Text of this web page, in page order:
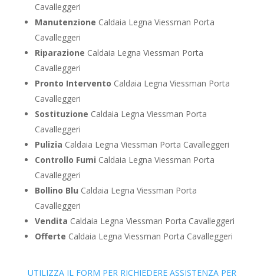
Cavalleggeri
Manutenzione Caldaia Legna Viessman Porta
Cavalleggeri
Riparazione Caldaia Legna Viessman Porta
Cavalleggeri
Pronto Intervento Caldaia Legna Viessman Porta
Cavalleggeri
Sostituzione Caldaia Legna Viessman Porta
Cavalleggeri
Pulizia Caldaia Legna Viessman Porta Cavalleggeri
Controllo Fumi Caldaia Legna Viessman Porta
Cavalleggeri
Bollino Blu Caldaia Legna Viessman Porta
Cavalleggeri
Vendita Caldaia Legna Viessman Porta Cavalleggeri
Offerte Caldaia Legna Viessman Porta Cavalleggeri
UTILIZZA IL FORM PER RICHIEDERE ASSISTENZA PER